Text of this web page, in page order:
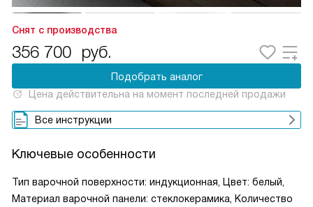
Снят с производства
356 700 руб.
Подобрать аналог
Цена действительна на момент последней продажи
Все инструкции
Ключевые особенности
Тип варочной поверхности: индукционная, Цвет: белый,
Материал варочной панели: стеклокерамика, Количество